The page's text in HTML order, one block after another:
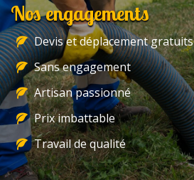
Nos engagements
Devis et déplacement gratuits
Sans engagement
Artisan passionné
Prix imbattable
Travail de qualité